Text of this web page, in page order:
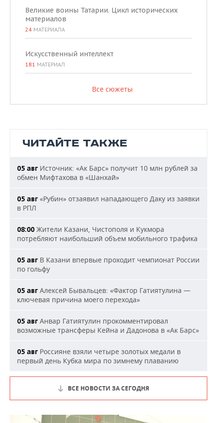
Великие воины Татарии. Цикл исторических
материалов
24 МАТЕРИАЛА
Искусственный интеллект
181 МАТЕРИАЛ
Все сюжеты
ЧИТАЙТЕ ТАКЖЕ
05 авг Источник: «Ак Барс» получит 10 млн рублей за
обмен Мифтахова в «Шанхай»
05 авг «Рубин» отзаявил нападающего Даку из заявки
в РПЛ
08:00 Жители Казани, Чистополя и Кукмора
потребляют наибольший объем мобильного трафика
05 авг В Казани впервые проходит чемпионат России
по гольфу
05 авг Алексей Бывальцев: «Фактор Гатиятулина —
ключевая причина моего перехода»
05 авг Анвар Гатиятулин прокомментировал
возможные трансферы Кейна и Дадонова в «Ак Барс»
05 авг Россияне взяли четыре золотых медали в
первый день Кубка мира по зимнему плаванию
ВСЕ НОВОСТИ ЗА СЕГОДНЯ